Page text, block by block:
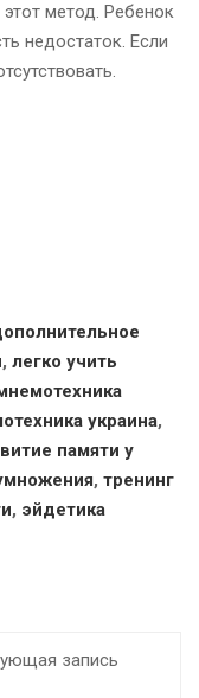
метод. Ребенок
недостаток. Если
, легко учить
украина,
памяти у
, тренинг
, эйдетика
запись